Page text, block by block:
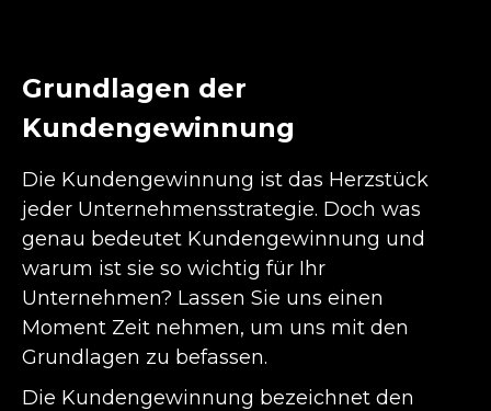
Grundlagen der
Kundengewinnung
Die Kundengewinnung ist das Herzstück
jeder Unternehmensstrategie. Doch was
genau bedeutet Kundengewinnung und
warum ist sie so wichtig für Ihr
Unternehmen? Lassen Sie uns einen
Moment Zeit nehmen, um uns mit den
Grundlagen zu befassen.
Die Kundengewinnung bezeichnet den